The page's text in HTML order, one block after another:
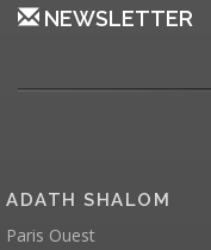
NEWSLETTER
ADATH SHALOM
Paris Ouest